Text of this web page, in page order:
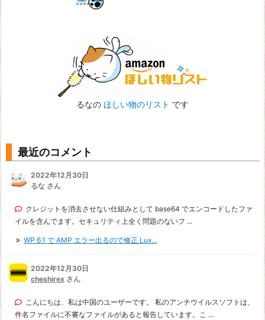
るなの ほしい物のリスト です
最近のコメント
2022年12月30日
るな さん
クレジットを消去させない仕組みとして base64 でエンコードしたファ
イルを含んでます。セキュリティ上全く問題のないフ ...
WP 6.1 で AMP エラー出るので修正 Lux...
2022年12月30日
cheshirex さん
こんにちは、私は中国のユーザーです。 私のアンチウイルスソフトは、
件名ファイルに不審なファイルがあると報告しています。こ ...